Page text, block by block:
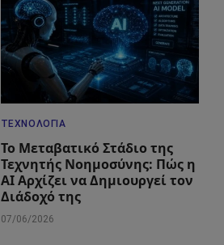
ΤΕΧΝΟΛΟΓΊΑ
Το Μεταβατικό Στάδιο της
Τεχνητής Νοημοσύνης: Πώς η
AI Αρχίζει να Δημιουργεί τον
Διάδοχό της
07/06/2026